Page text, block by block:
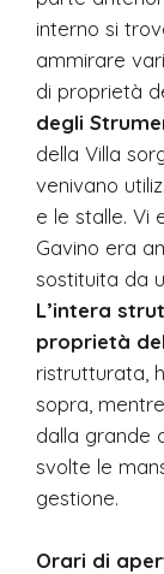
interno si
ammirare
di proprietà
degli
della Villa
venivano
e le stalle. Vi
Gavino era
sostituita da
L’intera
proprietà
ristrutturata,
sopra,
dalla grande
svolte le
gestione.
Orari di